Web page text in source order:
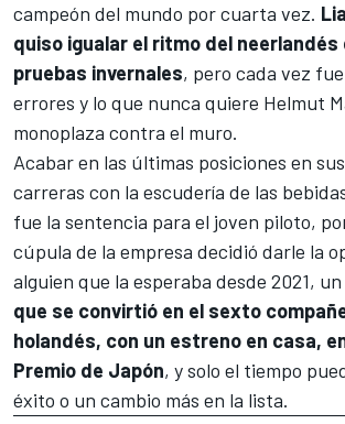
campeón del mundo por cuarta vez.
quiso igualar el ritmo del neerlandés
pruebas invernales, pero cada vez
errores y lo que nunca quiere Helmut
monoplaza contra el muro.
Acabar en las últimas posiciones en
carreras con la escudería de las
fue la sentencia para el joven piloto,
cúpula de la empresa decidió darle la
alguien que la esperaba desde 2021, un
que se convirtió en el sexto
holandés, con un estreno en casa,
Premio de Japón, y solo el tiempo
éxito o un cambio más en la lista.